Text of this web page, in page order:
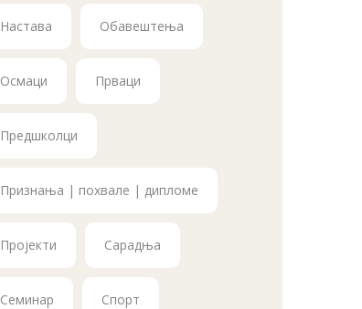
Настава Обавештења
Осмаци Прваци
Предшколци
Признања | похвале | дипломе
Пројекти Сарадња
Семинар Спорт